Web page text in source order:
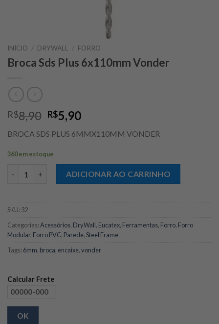
INÍCIO / DRYWALL / FORRO
Broca Sds Plus 6x110mm Vonder
R$8,90 O
preço
original
era:
R$8,90.
R$5,90O
atual
R$5,90.
BROCA SDS PLUS 6MMX110MM VONDER
360 em estoque
ADICIONAR AO CARRINHO
SKU: 32
Categorias:Acessórios, DryWall, Eucatex, Ferramentas, Forro, Forro
Modular, Forro PVC, Parede,Steel Frame
Tags: 6mm, broca, encaixe,vonder
Calcular Frete
OK